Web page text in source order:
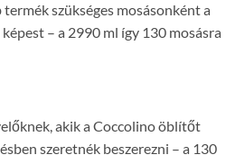
szükséges mosásonként a
– a 2990 ml így 130 mosásra
akik a Coccolino öblítőt
szeretnék beszerezni – a 130